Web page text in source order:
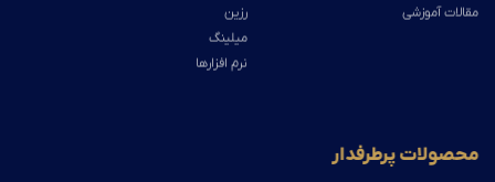
مقالات آموزشی
رزین
میلینگ
نرم افزارها
محصولات پرطرفدار